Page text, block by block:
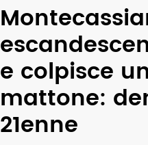
e colpisce
mattone:
21enne